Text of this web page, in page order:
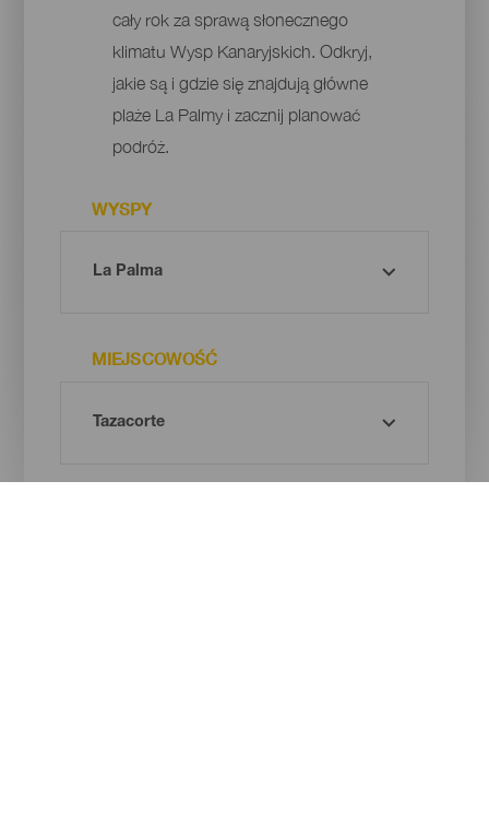
cały rok za sprawą słonecznego
klimatu Wysp Kanaryjskich. Odkryj,
jakie są i gdzie się znajdują główne
plaże La Palmy i zacznij planować
podróż.
WYSPY
MIEJSCOWOŚĆ